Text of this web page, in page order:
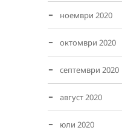
ноември 2020
октомври 2020
септември 2020
август 2020
юли 2020